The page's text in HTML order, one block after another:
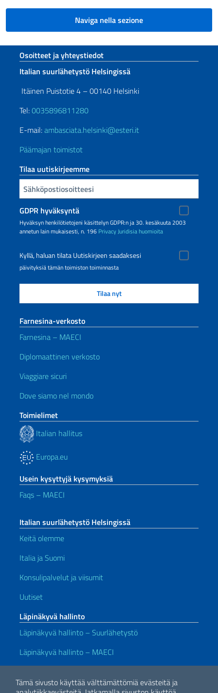
Tämä sivusto käyttää välttämättömiä evästeitä ja
Naviga nella sezione
Footer section
Osoitteet ja yhteystiedot
Italian suurlähetystö Helsingissä
Itäinen Puistotie 4 – 00140 Helsinki
Tel:0035896811280
E-mail:ambasciata.helsinki@esteri.it
Päämajan toimistot
Tilaa uutiskirjeemme
Sähköpostiosoitteesi
GDPR hyväksyntä
Hyväksyn henkilötietojeni käsittelyn GDPR:n ja 30. kesäkuuta 2003
annetun lain mukaisesti, n. 196 PrivacyJuridisia huomioita
Kyllä, haluan tilata Uutiskirjeen saadaksesi
päivityksiä tämän toimiston toiminnasta
Farnesina-verkosto
Farnesina – MAECI
Diplomaattinen verkosto
Viaggiare sicuri
Dove siamo nel mondo
Toimielimet
Italian hallitus
Europa.eu
Usein kysyttyjä kysymyksiä
Faqs – MAECI
Italian suurlähetystö Helsingissä
Keitä olemme
Italia ja Suomi
Konsulipalvelut ja viisumit
Uutiset
Läpinäkyvä hallinto
Läpinäkyvä hallinto – Suurlähetystö
Läpinäkyvä hallinto – MAECI
Hyödyllisiä linkkejä
Note legaliPrivacy e cookie policyDichiarazione di accessibilità